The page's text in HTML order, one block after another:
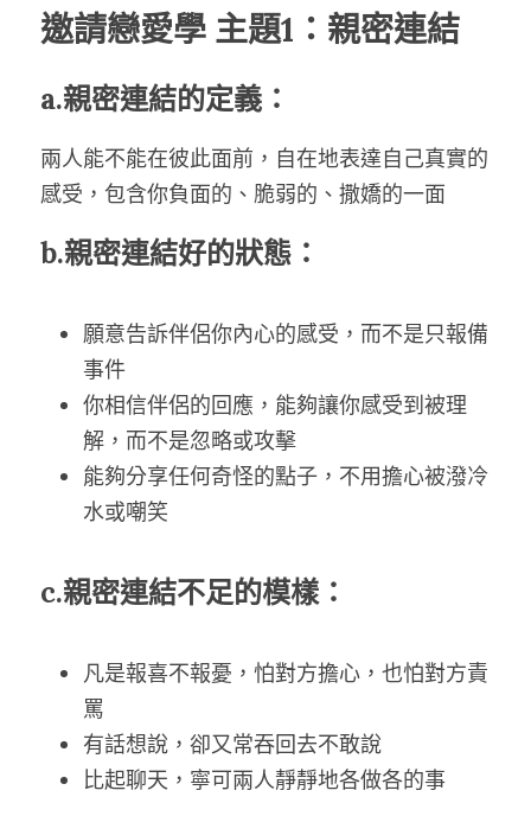
邀請戀愛學 主題1：親密連結
a.親密連結的定義：
兩人能不能在彼此面前，自在地表達自己真實的
感受，包含你負面的、脆弱的、撒嬌的一面
b.親密連結好的狀態：
願意告訴伴侶你內心的感受，而不是只報備
事件
你相信伴侶的回應，能夠讓你感受到被理
解，而不是忽略或攻擊
能夠分享任何奇怪的點子，不用擔心被潑冷
水或嘲笑
c.親密連結不足的模樣：
凡是報喜不報憂，怕對方擔心，也怕對方責
罵
有話想說，卻又常吞回去不敢說
比起聊天，寧可兩人靜靜地各做各的事